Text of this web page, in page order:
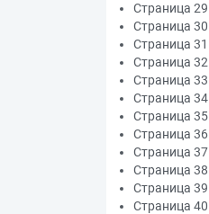
Страница 29
Страница 30
Страница 31
Страница 32
Страница 33
Страница 34
Страница 35
Страница 36
Страница 37
Страница 38
Страница 39
Страница 40